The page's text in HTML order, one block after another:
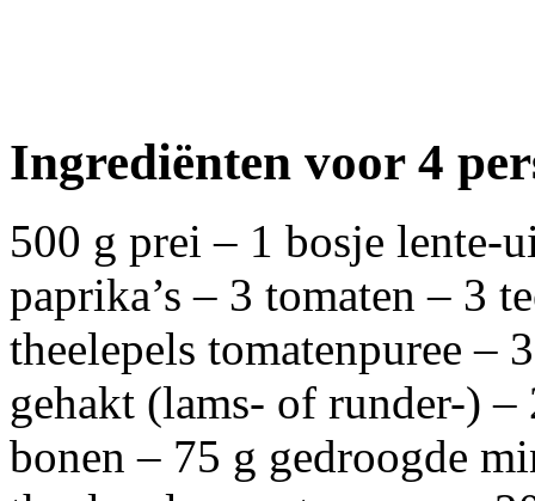
Ingrediënten voor 4
500 g prei – 1 bosje lente-
paprika’s – 3 tomaten – 3
theelepels tomatenpuree –
gehakt (lams- of runder-)
bonen – 75 g gedroogde